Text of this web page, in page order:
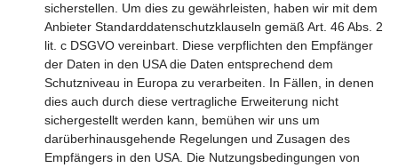
sicherstellen. Um dies zu gewährleisten, haben wir mit dem
Anbieter Standarddatenschutzklauseln gemäß Art. 46 Abs. 2
lit. c DSGVO vereinbart. Diese verpflichten den Empfänger
der Daten in den USA die Daten entsprechend dem
Schutzniveau in Europa zu verarbeiten. In Fällen, in denen
dies auch durch diese vertragliche Erweiterung nicht
sichergestellt werden kann, bemühen wir uns um
darüberhinausgehende Regelungen und Zusagen des
Empfängers in den USA. Die Nutzungsbedingungen von